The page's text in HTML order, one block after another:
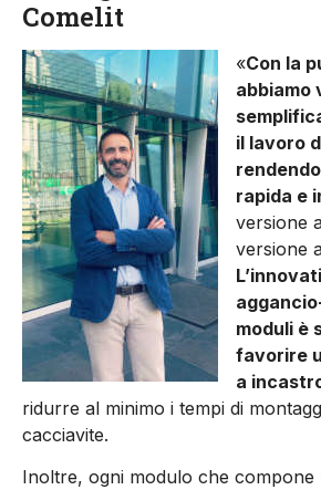
Comelit
«Con la
abbiamo
il lavoro
rapida e
versione
versione
moduli è
favorire
a
ridurre al minimo i tempi di
cacciavite.
Inoltre, ogni modulo che compone